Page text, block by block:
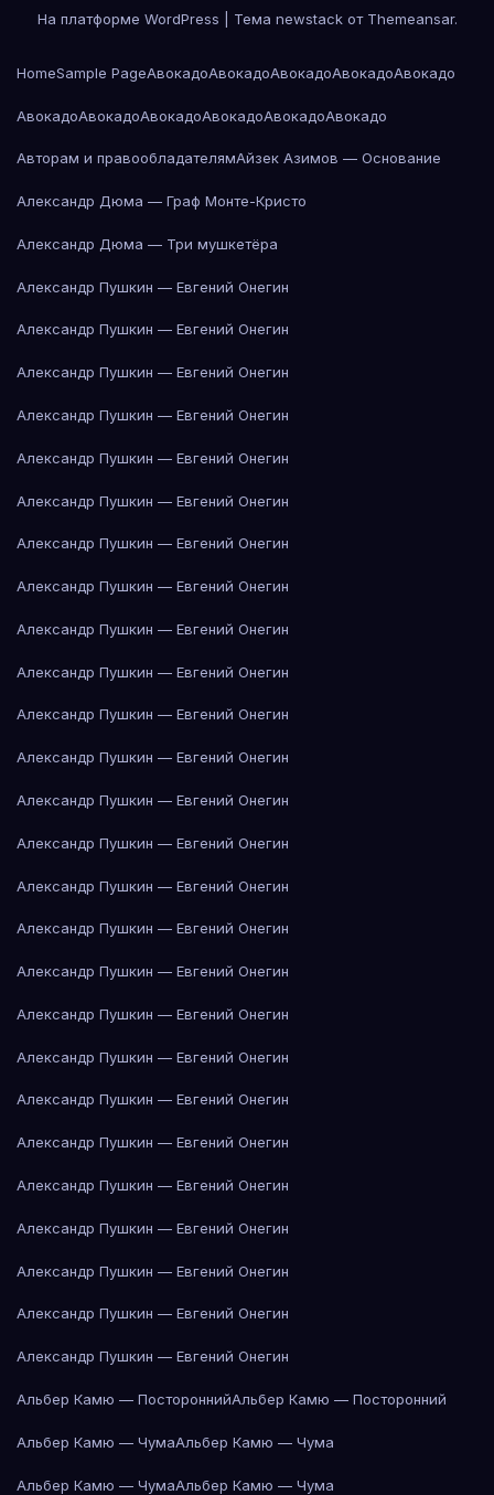
На платформе WordPress Тема newstack от Themeansar.
HomeSample PageАвокадоАвокадоАвокадоАвокадоАвокадо
АвокадоАвокадоАвокадоАвокадоАвокадоАвокадо
Авторам и правообладателямАйзек Азимов — Основание
Александр Дюма — Граф Монте-Кристо
Александр Дюма — Три мушкетёра
Александр Пушкин — Евгений Онегин
Александр Пушкин — Евгений Онегин
Александр Пушкин — Евгений Онегин
Александр Пушкин — Евгений Онегин
Александр Пушкин — Евгений Онегин
Александр Пушкин — Евгений Онегин
Александр Пушкин — Евгений Онегин
Александр Пушкин — Евгений Онегин
Александр Пушкин — Евгений Онегин
Александр Пушкин — Евгений Онегин
Александр Пушкин — Евгений Онегин
Александр Пушкин — Евгений Онегин
Александр Пушкин — Евгений Онегин
Александр Пушкин — Евгений Онегин
Александр Пушкин — Евгений Онегин
Александр Пушкин — Евгений Онегин
Александр Пушкин — Евгений Онегин
Александр Пушкин — Евгений Онегин
Александр Пушкин — Евгений Онегин
Александр Пушкин — Евгений Онегин
Александр Пушкин — Евгений Онегин
Александр Пушкин — Евгений Онегин
Александр Пушкин — Евгений Онегин
Александр Пушкин — Евгений Онегин
Александр Пушкин — Евгений Онегин
Александр Пушкин — Евгений Онегин
Альбер Камю — ПостороннийАльбер Камю — Посторонний
Альбер Камю — ЧумаАльбер Камю — Чума
Альбер Камю — ЧумаАльбер Камю — Чума